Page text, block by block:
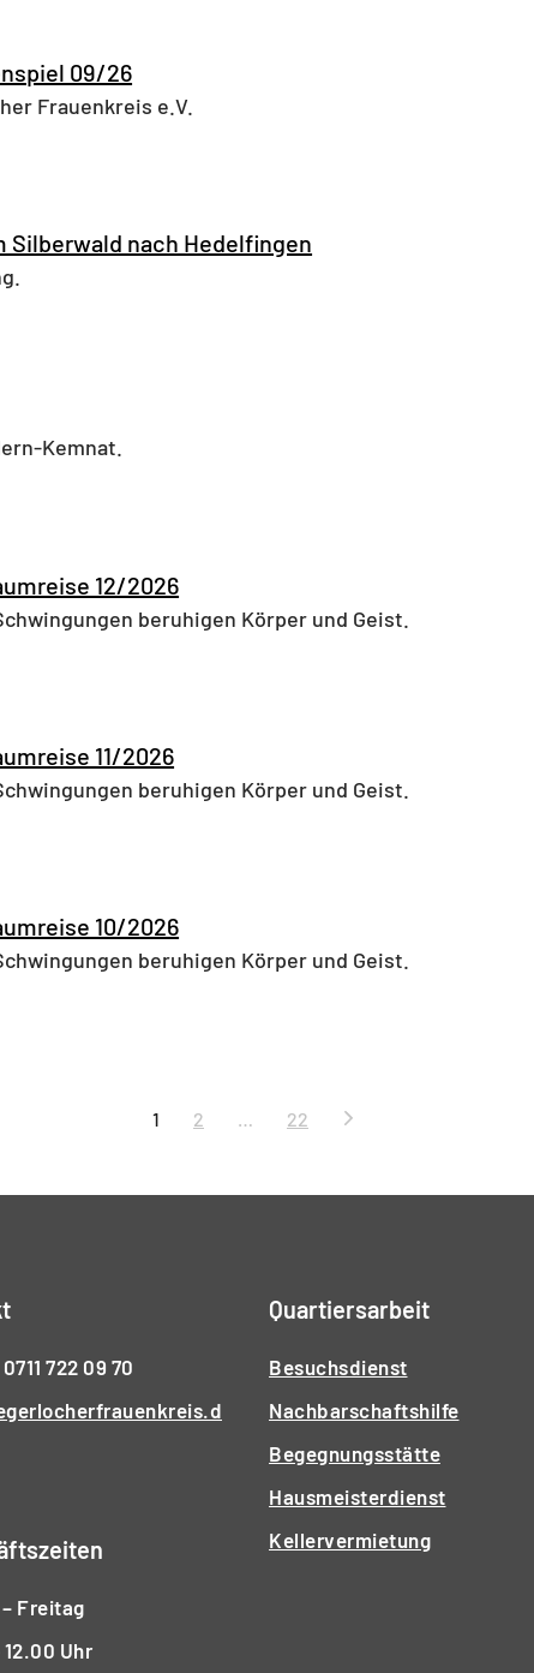
09/26
Frauenkreis e.V.
Silberwald nach Hedelfingen
Kemnat.
12/2026
beruhigen Körper und Geist.
11/2026
beruhigen Körper und Geist.
10/2026
beruhigen Körper und Geist.
1 2 22
722 09 70
Freitag
Uhr
Quartiersarbeit
Besuchsdienst
Nachbarschaftshilfe
Begegnungsstätte
Hausmeisterdienst
Kellervermietung